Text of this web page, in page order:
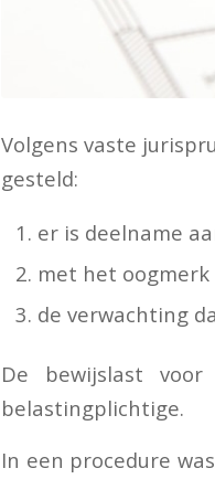
Volgens vaste
gesteld:
er is deelname
met het
de verwachting
De bewijslast
belastingplichtige.
In een procedure